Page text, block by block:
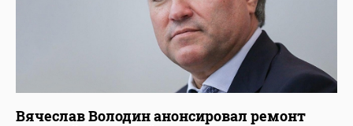
Вячеслав Володин анонсировал ремонт